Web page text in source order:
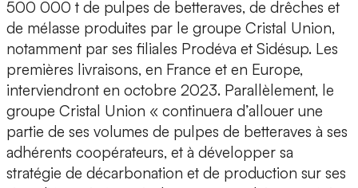
500 000 t de pulpes de betteraves, de drêches et
de mélasse produites par le groupe Cristal Union,
notamment par ses filiales Prodéva et Sidésup. Les
premières livraisons, en France et en Europe,
interviendront en octobre 2023. Parallèlement, le
groupe Cristal Union « continuera d’allouer une
partie de ses volumes de pulpes de betteraves à ses
adhérents coopérateurs, et à développer sa
stratégie de décarbonation et de production sur ses